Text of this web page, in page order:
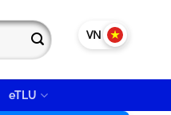
VN EN
eTLU